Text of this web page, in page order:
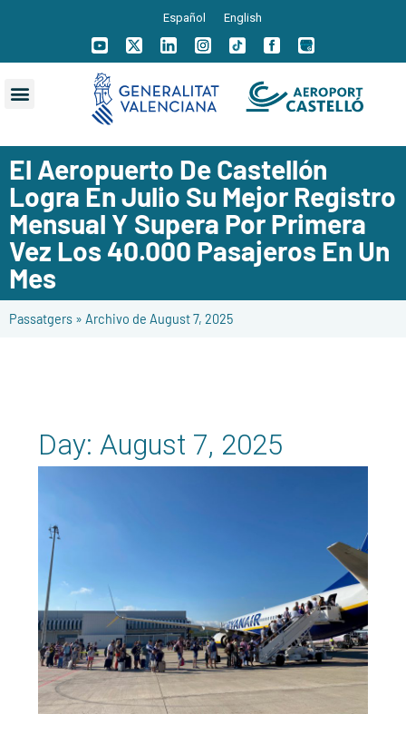
Español English
El Aeropuerto De Castellón
Logra En Julio Su Mejor Registro
Mensual Y Supera Por Primera
Vez Los 40.000 Pasajeros En Un
Mes
Passatgers » Archivo de August 7, 2025
Day: August 7, 2025